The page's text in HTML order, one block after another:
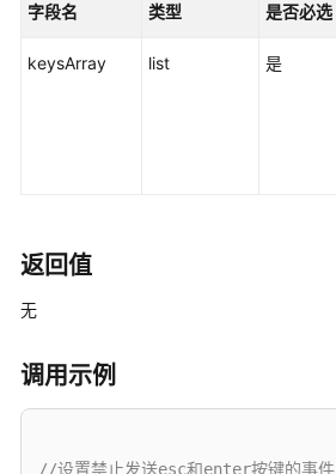
快
入
南
字段名 类型 是否必选
keysArray list 是
返回值
无
调用示例
//设置禁止发送esc和enter按键的事件